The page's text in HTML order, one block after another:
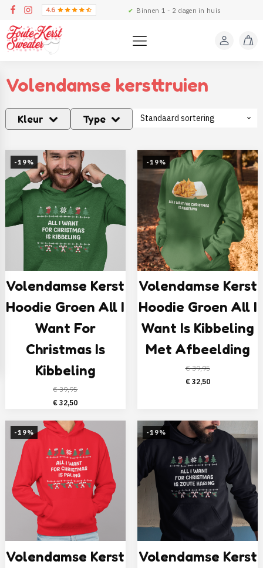
✔ Binnen 1 - 2 dagen in huis
Volendamse kersttruien
Kleur Type
-19%
Volendamse Kerst
Hoodie Groen All I
Want For
Christmas Is
Kibbeling
€39,95
Oorspronkelijke
was:
€ 32,50Huidige
is:
€ 32,50.
-19%
Volendamse Kerst
Hoodie Groen All I
Want Is Kibbeling
Met Afbeelding
€39,95
Oorspronkelijke
€ 39,95.
€32,50Huidige
€ 32,50.
-19%
Volendamse Kerst
-19%
Volendamse Kerst